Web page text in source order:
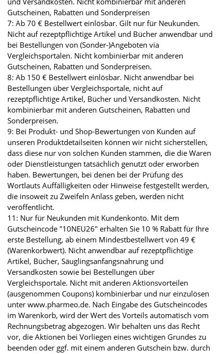
Gutscheinen, Rabatten und Sonderpreisen
7: Ab 70 € Bestellwert einlösbar. Gilt nur für Neukunden.
Nicht auf rezeptpflichtige Artikel und Bücher anwendbar und
bei Bestellungen von (Sonder-)Angeboten via
Vergleichsportalen. Nicht kombinierbar mit anderen
Gutscheinen, Rabatten und Sonderpreisen.
8: Ab 150 € Bestellwert einlösbar. Nicht anwendbar bei
Bestellungen über Vergleichsportale, nicht auf
rezeptpflichtige Artikel, Bücher und Versandkosten. Nicht
kombinierbar mit anderen Gutscheinen, Rabatten und
Sonderpreisen.
9: Bei Produkt- und Shop-Bewertungen von Kunden auf
unseren Produktdetailseiten können wir nicht sicherstellen,
dass diese nur von solchen Kunden stammen, die die Waren
oder Dienstleistungen tatsächlich genutzt oder erworben
haben. Bewertungen, bei denen bei der Prüfung des
Wortlauts Auffälligkeiten oder Hinweise festgestellt werden,
die insoweit zu Zweifeln Anlass geben, werden nicht
veröffentlicht.
11: Nur für Neukunden mit Kundenkonto. Mit dem
Gutscheincode "10NEU26" erhalten Sie 10 % Rabatt für Ihre
erste Bestellung, ab einem Mindestbestellwert von 49 €
(Warenkorbwert). Nicht anwendbar auf rezeptpflichtige
Artikel, Bücher, Säuglingsanfangsnahrung und
Versandkosten sowie bei Bestellungen über
Vergleichsportale. Nicht mit anderen Aktionsvorteilen
(ausgenommen Coupons) kombinierbar und nur einzulösen
unter www.pharmeo.de. Nach Eingabe des Gutscheincodes
im Warenkorb, wird der Wert des Vorteils automatisch vom
Rechnungsbetrag abgezogen. Wir behalten uns das Recht
vor, die Aktionen bei Vorliegen eines wichtigen Grundes zu
beenden oder ggf. mit einem anderen Gutschein bzw. durch